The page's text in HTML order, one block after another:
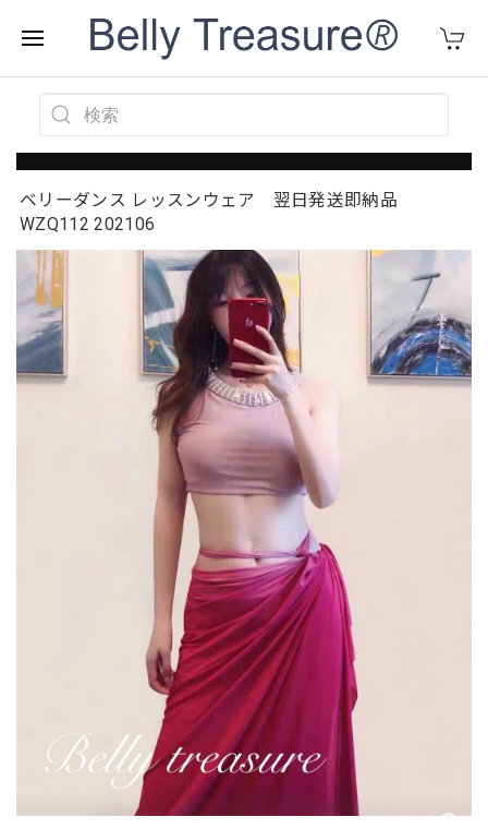
ベリーダンス レッスンウェア 翌日発送即納品
WZQ112 202106